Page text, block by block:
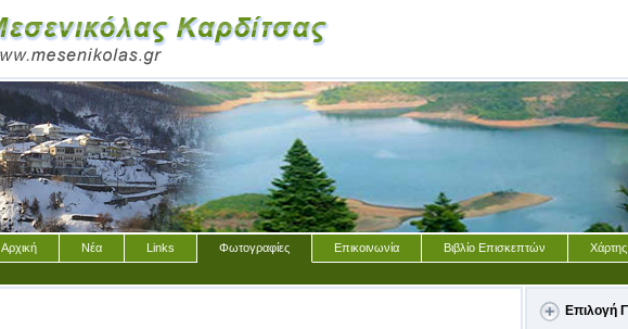
Αρχική Νέα Links Φωτογραφίες Επικοινωνία Βιβλίο Επισκεπτών Χάρτης
Επιλογή